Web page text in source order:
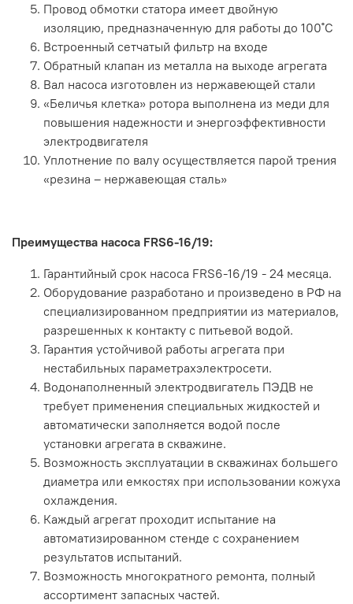
Провод обмотки статора имеет двойную
изоляцию, предназначенную для работы до 100˚С
Встроенный сетчатый фильтр на входе
Обратный клапан из металла на выходе агрегата
Вал насоса изготовлен из нержавеющей стали
«Беличья клетка» ротора выполнена из меди для
повышения надежности и энергоэффективности
электродвигателя
Уплотнение по валу осуществляется парой трения
«резина – нержавеющая сталь»
Преимущества насоса FRS6-16/19:
Гарантийный срок насоса FRS6-16/19 - 24 месяца.
Оборудование разработано и произведено в РФ на
специализированном предприятии из материалов,
разрешенных к контакту с питьевой водой.
Гарантия устойчивой работы агрегата при
нестабильных параметрахэлектросети.
Водонаполненный электродвигатель ПЭДВ не
требует применения специальных жидкостей и
автоматически заполняется водой после
установки агрегата в скважине.
Возможность эксплуатации в скважинах большего
диаметра или емкостях при использовании кожуха
охлаждения.
Каждый агрегат проходит испытание на
автоматизированном стенде с сохранением
результатов испытаний.
Возможность многократного ремонта, полный
ассортимент запасных частей.